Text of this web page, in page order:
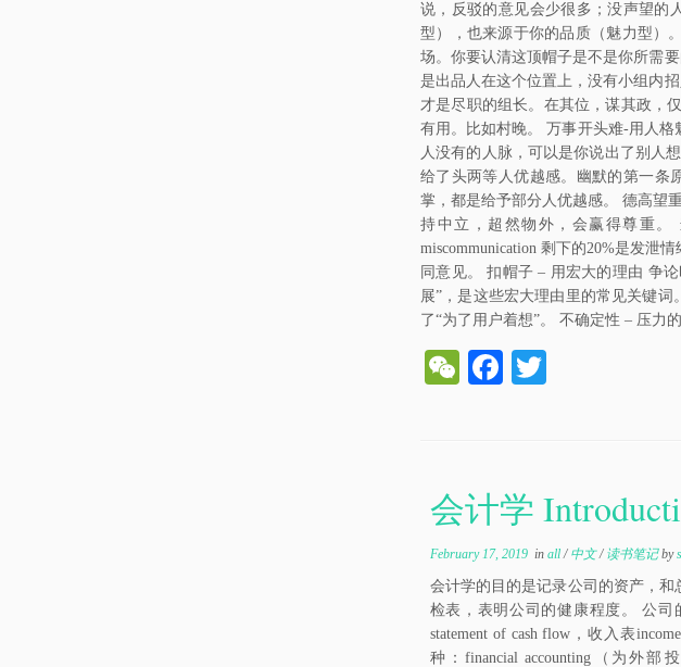
说，反驳的意见会少很多；没声望的
型），也来源于你的品质（魅力型）
场。你要认清这顶帽子是不是你所需
是出品人在这个位置上，没有小组内
才是尽职的组长。在其位，谋其政，
有用。比如村晚。 万事开头难-用人
人没有的人脉，可以是你说出了别人
给了头两等人优越感。幽默的第一条
掌，都是给予部分人优越感。 德高望
持中立，超然物外，会赢得尊重。
miscommunication 剩下的20%是发泄
同意见。 扣帽子 – 用宏大的理由 争
展”，是这些宏大理由里的常见关键
了“为了用户着想”。 不确定性 – 压
W
t
Fa
会计学
February 17, 2019in all/ 中文/ 读书笔记by
会计学的目的是记录公司的资产，
检表，表明公司的健康程度。 公司
statement of cash flow，收入表
种：financial accounting（为外部